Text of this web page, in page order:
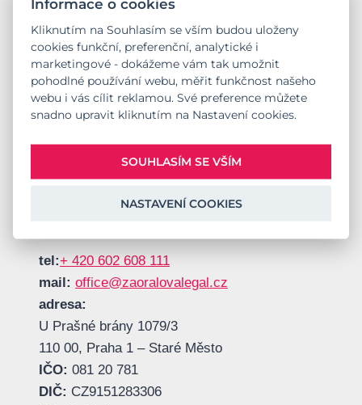
Poskytujeme právní služby v oboru trestního
práva, zejména v oblasti obhajoby fyzických a
právnických osob a zastupování poškozených,
a to včetně trestní odpovědnosti právnických
osob a poradenství v oblasti criminal
compliance.
Spojme se
tel:+ 420 602 608 111
mail: office@zaoralovalegal.cz
adresa:
U Prašné brány 1079/3
110 00, Praha 1 – Staré Město
IČO: 081 20 781
DIČ: CZ9151283306
Informace o cookies
Kliknutím na Souhlasím se vším budou uloženy
cookies funkční, preferenční, analytické i
marketingové - dokážeme vám tak umožnit
pohodlné používání webu, měřit funkčnost našeho
webu i vás cílit reklamou. Své preference můžete
snadno upravit kliknutím na Nastavení cookies.
SOUHLASÍM SE VŠÍM
NASTAVENÍ COOKIES